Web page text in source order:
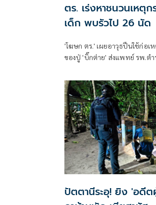
ตร. เร่งหาชนวนเหตุ
เด็ก พบรัวไป 26 นัด
'โฆษก ตร.' เผยอาวุธปืนใช้ก่อเห
ของปู่ 'บิ๊กต่าย' ส่งแพทย์ รพ.ต
ปัตตานีระอุ! ยิง 'อดี